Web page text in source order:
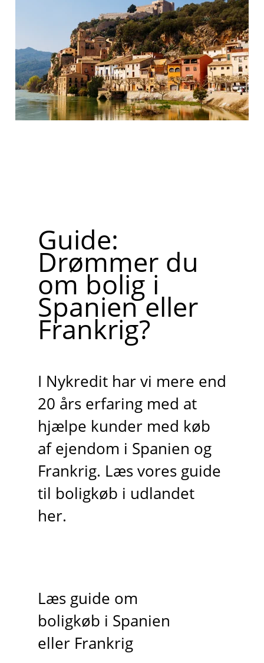
Guide:
Drømmer du
om bolig i
Spanien eller
Frankrig?
I Nykredit har vi mere end
20 års erfaring med at
hjælpe kunder med køb
af ejendom i Spanien og
Frankrig. Læs vores guide
til boligkøb i udlandet
her.
Læs guide om
boligkøb i Spanien
eller Frankrig